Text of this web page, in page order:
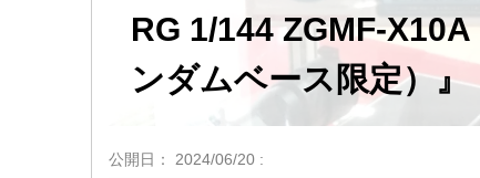
RG 1/144 ZGMF-
ンダムベース限定）』
公開日： 2024/06/20 :